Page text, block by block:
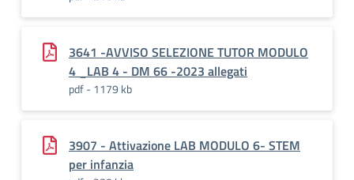
3641 -AVVISO SELEZIONE TUTOR MODULO
4 _LAB 4 - DM 66 -2023 allegati
pdf - 1179 kb
3907 - Attivazione LAB MODULO 6- STEM
per infanzia